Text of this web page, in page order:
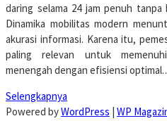
daring selama 24 jam penuh
Dinamika mobilitas modern
akurasi informasi. Karena itu,
paling relevan untuk
menengah dengan efisiensi
Selengkapnya
Powered byWordPress | WP